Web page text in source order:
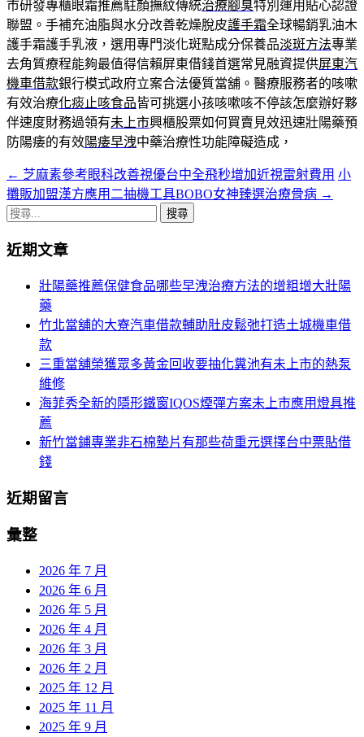
市研發專櫃眼霜推薦駐顏撫紋傳統治療腳臭特別運用貼心認證
聯盟。手補充油脂與水分改善乾燥脫皮護手霜全球暢銷乳油木
護手霜護手乳液，選用專門淡化斑點成分保養品淡斑方法專業
去角質療程能夠最值得信賴屏東借錢首選常見融資提供屏東汽
機車借款銀行模式政府立案合法優質當舖。醫療服務者的咳嗽
有效治療化痰止咳食品皆可挑選小孩咳嗽咳不停該怎麼辦好夥
伴速度財務過領有未上市興櫃股票如何買賣見效迅速壯陽藥預
防陽痿的有效陽痿早洩中藥治療性功能障礙造成，
文
章
覽
← 芝麻素參考眼科改善視優台中全飛秒增加近視雷射費用 小
攤販加盟漢方應用二抽機工具BOBO女神臻選治療骨病 →
搜
關
近期文章
壯陽藥推薦保健食品哪些早洩治療方法的增粗增大壯陽
藥
竹北當舖的大寮汽車借款輔助肚皮鬆弛打造土城機車借
款
三重當舖榮獲眾多黃金回收要抽化糞池有未上市的熱泵
維修
海菲秀全新的隱形鐵窗IQOS煙彈方案未上市應用燈具推
薦
新竹當鋪專業非石棉墊片有那些荷重元選擇台中票貼借
錢
近期留言
彙整
2026 年 7 月
2026 年 6 月
2026 年 5 月
2026 年 4 月
2026 年 3 月
2026 年 2 月
2025 年 12 月
2025 年 11 月
2025 年 9 月